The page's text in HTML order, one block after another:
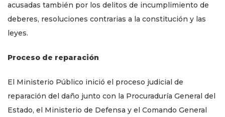
acusadas también por los delitos de incumplimiento de
deberes, resoluciones contrarias a la constitución y las
leyes.
Proceso de reparación
El Ministerio Público inició el proceso judicial de
reparación del daño junto con la Procuraduría General del
Estado, el Ministerio de Defensa y el Comando General